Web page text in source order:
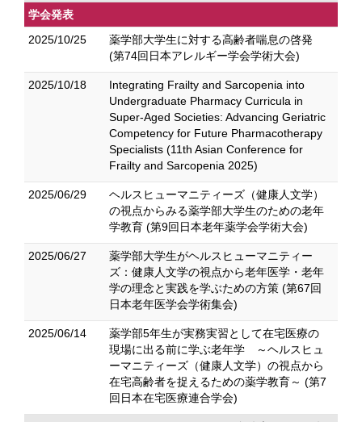
学会発表
2025/10/25
薬学部大学生に対する高齢者喘息の啓発
(第74回日本アレルギー学会学術大会)
2025/10/18
Integrating Frailty and Sarcopenia into
Undergraduate Pharmacy Curricula in
Super-Aged Societies: Advancing Geriatric
Competency for Future Pharmacotherapy
Specialists (11th Asian Conference for
Frailty and Sarcopenia 2025)
2025/06/29
ヘルスヒューマニティーズ（健康人文学）
の視点からみる薬学部大学生のための老年
学教育 (第9回日本老年薬学会学術大会)
2025/06/27
薬学部大学生がヘルスヒューマニティー
ズ：健康人文学の視点から老年医学・老年
学の理念と実践を学ぶための方策 (第67回
日本老年医学会学術集会)
2025/06/14
薬学部5年生が実務実習として在宅医療の
現場に出る前に学ぶ老年学 ～ヘルスヒュ
ーマニティーズ（健康人文学）の視点から
在宅高齢者を捉えるための薬学教育～ (第7
回日本在宅医療連合学会)